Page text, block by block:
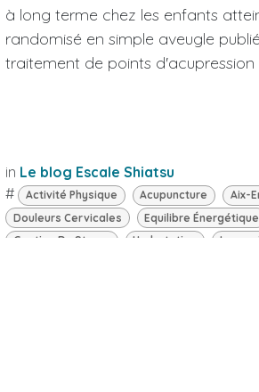
à long terme chez les enfants
randomisé en simple aveugle
traitement de points
in Le blog Escale Shiatsu
#
Activité Physique Acupuncture Aix-
Douleurs Cervicales
Equilibre Énergétique
Gestion Du Stress
Hydratation